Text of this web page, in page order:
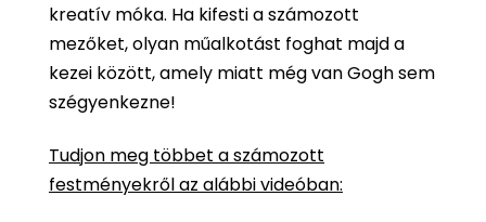
kreatív móka. Ha kifesti a számozott
mezőket, olyan műalkotást foghat majd a
kezei között, amely miatt még van Gogh sem
szégyenkezne!
Tudjon meg többet a számozott
festményekről az alábbi videóban: